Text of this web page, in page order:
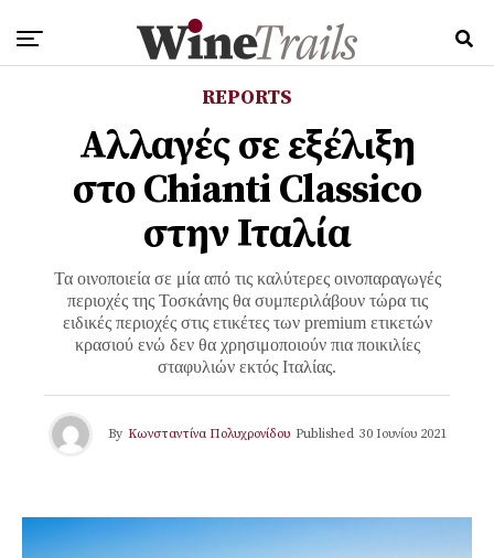
REPORTS
Αλλαγές σε εξέλιξη
στο Chianti Classico
στην Ιταλία
Τα οινοποιεία σε μία από τις καλύτερες οινοπαραγωγές
περιοχές της Τοσκάνης θα συμπεριλάβουν τώρα τις
ειδικές περιοχές στις ετικέτες των premium ετικετών
κρασιού ενώ δεν θα χρησιμοποιούν πια ποικιλίες
σταφυλιών εκτός Ιταλίας.
By Κωνσταντίνα Πολυχρονίδου Published 30 Ιουνίου 2021